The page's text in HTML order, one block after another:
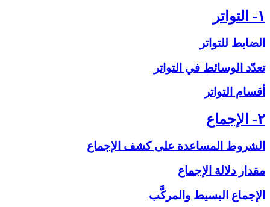
۱- التواتر
الضابط للتواتر
تعدّد الوسائط في التواتر
أقسام التواتر
۲- الإجماع‏
الشروط المساعدة على‏ كشف الإجماع
مقدار دلالة الإجماع
الإجماع البسيط والمركَّب